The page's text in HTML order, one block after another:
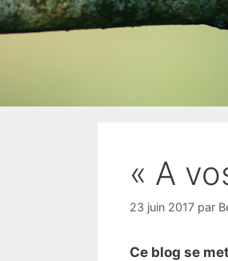
« A
23 juin 2017 par
Ce blog se